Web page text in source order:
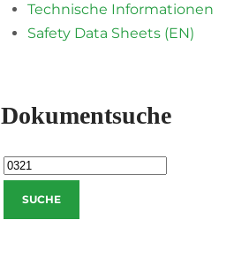
Technische Informationen
Safety Data Sheets (EN)
Dokumentsuche